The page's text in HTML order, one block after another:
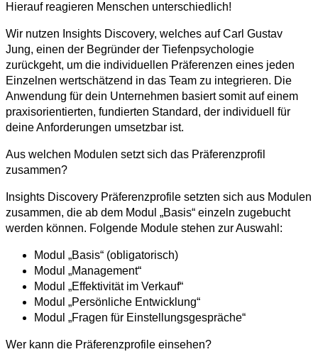
Hierauf reagieren Menschen unterschiedlich!
Wir nutzen Insights Discovery, welches auf Carl Gustav
Jung, einen der Begründer der Tiefenpsychologie
zurückgeht, um die individuellen Präferenzen eines jeden
Einzelnen wertschätzend in das Team zu integrieren. Die
Anwendung für dein Unternehmen basiert somit auf einem
praxisorientierten, fundierten Standard, der individuell für
deine Anforderungen umsetzbar ist.
Aus welchen Modulen setzt sich das Präferenzprofil
zusammen?
Insights Discovery Präferenzprofile setzten sich aus Modulen
zusammen, die ab dem Modul „Basis“ einzeln zugebucht
werden können. Folgende Module stehen zur Auswahl:
Modul „Basis“ (obligatorisch)
Modul „Management“
Modul „Effektivität im Verkauf“
Modul „Persönliche Entwicklung“
Modul „Fragen für Einstellungsgespräche“
Wer kann die Präferenzprofile einsehen?